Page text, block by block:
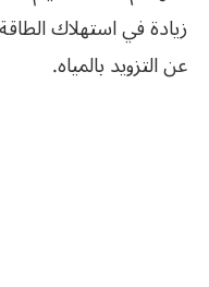
زيادة في استهلاك
عن التزويد بالمياه.